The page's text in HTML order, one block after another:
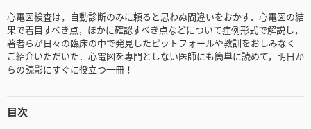
心電図検査は，自動診断のみに頼ると思わぬ間違いをおかす．心電図の結
果で着目すべき点，ほかに確認すべき点などについて症例形式で解説し，
著者らが日々の臨床の中で発見したピットフォールや教訓をおしみなく
ご紹介いただいた．心電図を専門としない医師にも簡単に読めて，明日か
らの読影にすぐに役立つ一冊！
目次